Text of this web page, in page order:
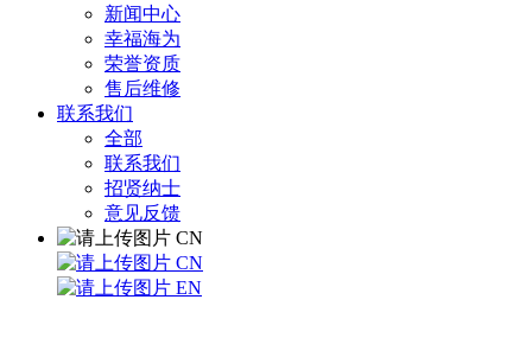
新闻中心
幸福海为
荣誉资质
售后维修
联系我们
全部
联系我们
招贤纳士
意见反馈
CN
CN
EN